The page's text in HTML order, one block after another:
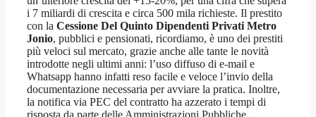
i 7 miliardi di crescita e circa 500 mila richieste. Il prestito
con la Cessione Del Quinto Dipendenti Privati Metro
Jonio, pubblici e pensionati, ricordiamo, è uno dei prestiti
più veloci sul mercato, grazie anche alle tante le novità
introdotte negli ultimi anni: l’uso diffuso di e-mail e
Whatsapp hanno infatti reso facile e veloce l’invio della
documentazione necessaria per avviare la pratica. Inoltre,
la notifica via PEC del contratto ha azzerato i tempi di
risposta da parte delle Amministrazioni Pubbliche.